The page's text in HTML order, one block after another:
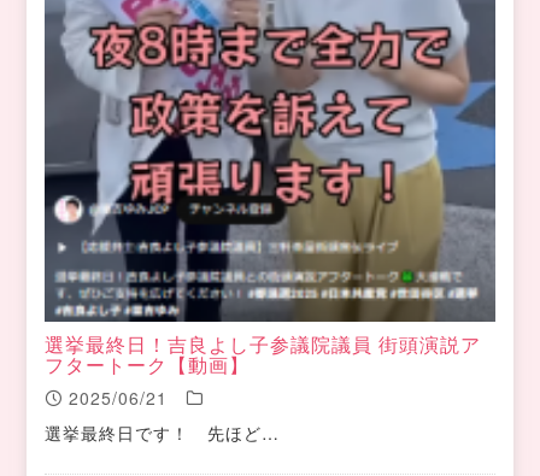
選挙最終日！吉良よし子参議院議員 街頭演説ア
フタートーク【動画】
2025/06/21
選挙最終日です！ 先ほど…